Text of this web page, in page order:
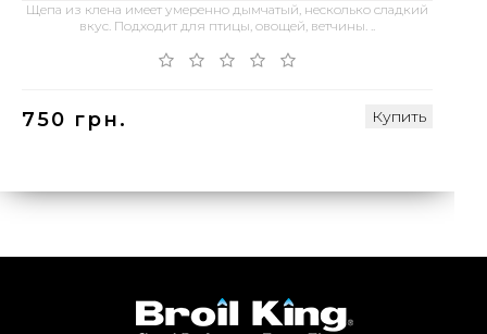
Щепа из клена имеет умеренно дымчатый, несколько сладкий
вкус. Подходит для птицы, овощей, ветчины. ..
750 грн. Купить